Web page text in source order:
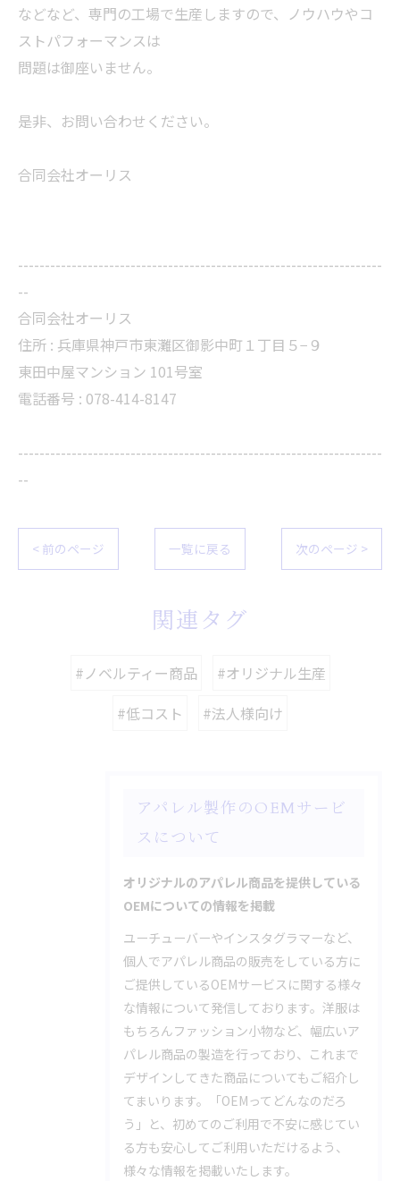
などなど、専門の工場で生産しますので、ノウハウやコ
ストパフォーマンスは
問題は御座いません。
是非、お問い合わせください。
合同会社オーリス
--------------------------------------------------------------------
--
合同会社オーリス
住所 : 兵庫県神戸市東灘区御影中町１丁目５−９
東田中屋マンション 101号室
電話番号 : 078-414-8147
--------------------------------------------------------------------
--
< 前のページ 一覧に戻る 次のページ >
関連タグ
#ノベルティー商品
#オリジナル生産
#低コスト
#法人様向け
アパレル製作のOEMサービ
スについて
オリジナルのアパレル商品を提供している
OEMについての情報を掲載
ユーチューバーやインスタグラマーなど、
個人でアパレル商品の販売をしている方に
ご提供しているOEMサービスに関する様々
な情報について発信しております。洋服は
もちろんファッション小物など、幅広いア
パレル商品の製造を行っており、これまで
デザインしてきた商品についてもご紹介し
てまいります。「OEMってどんなのだろ
う」と、初めてのご利用で不安に感じてい
る方も安心してご利用いただけるよう、
様々な情報を掲載いたします。